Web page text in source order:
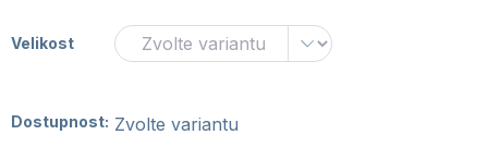
Velikost
Dostupnost: Zvolte variantu